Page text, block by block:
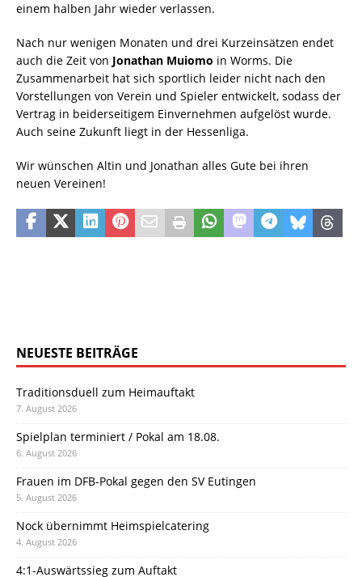
einem halben Jahr wieder verlassen.
Nach nur wenigen Monaten und drei Kurzeinsätzen endet
auch die Zeit von Jonathan Muiomo in Worms. Die
Zusammenarbeit hat sich sportlich leider nicht nach den
Vorstellungen von Verein und Spieler entwickelt, sodass der
Vertrag in beiderseitigem Einvernehmen aufgelöst wurde.
Auch seine Zukunft liegt in der Hessenliga.
Wir wünschen Altin und Jonathan alles Gute bei ihren
neuen Vereinen!
NEUESTE BEITRÄGE
Traditionsduell zum Heimauftakt
7. August 2026
Spielplan terminiert / Pokal am 18.08.
6. August 2026
Frauen im DFB-Pokal gegen den SV Eutingen
5. August 2026
Nock übernimmt Heimspielcatering
4. August 2026
4:1-Auswärtssieg zum Auftakt